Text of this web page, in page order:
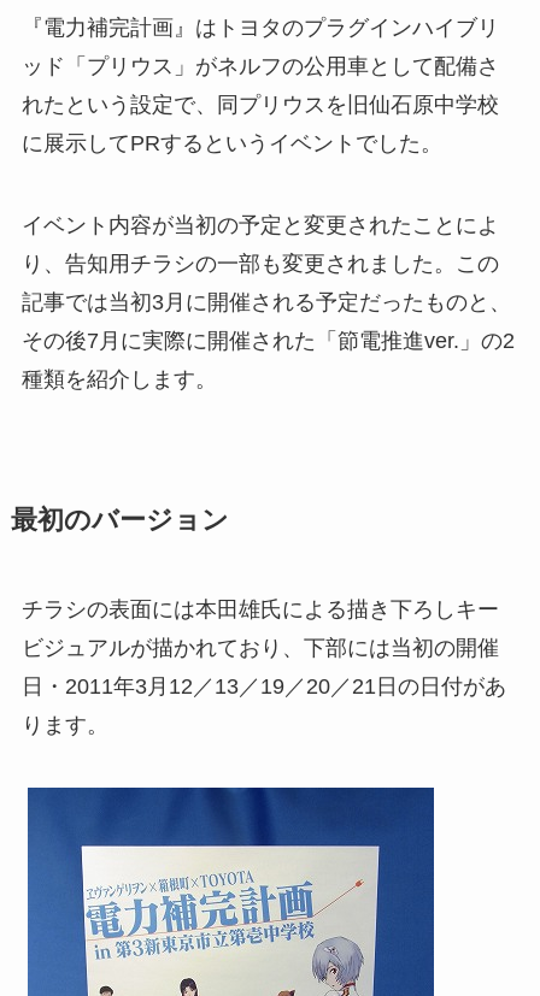
『電力補完計画』はトヨタのプラグインハイブリ
ッド「プリウス」がネルフの公用車として配備さ
れたという設定で、同プリウスを旧仙石原中学校
に展示してPRするというイベントでした。
イベント内容が当初の予定と変更されたことによ
り、告知用チラシの一部も変更されました。この
記事では当初3月に開催される予定だったものと、
その後7月に実際に開催された「節電推進ver.」の2
種類を紹介します。
最初のバージョン
チラシの表面には本田雄氏による描き下ろしキー
ビジュアルが描かれており、下部には当初の開催
日・2011年3月12／13／19／20／21日の日付があ
ります。